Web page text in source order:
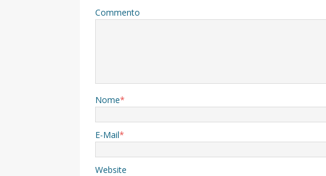
Commento
Nome*
E-Mail*
Website